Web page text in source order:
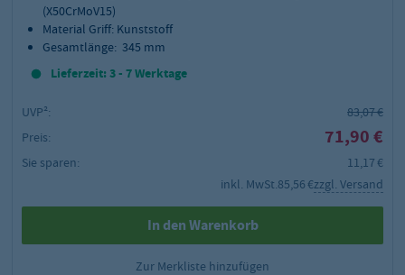
(X50CrMoV15)
Material Griff: Kunststoff
Gesamtlänge: 345 mm
Lieferzeit: 3 - 7 Werktage
UVP²:
83,07 €
Preis:
71,90 €
Sie sparen:
11,17 €
inkl. MwSt.85,56 €zzgl. Versand
In den Warenkorb
Zur Merkliste hinzufügen